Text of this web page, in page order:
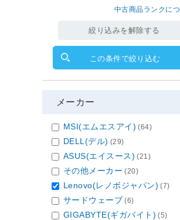
中古商品ランクに
絞り込みを解除する
この条件で絞り込む
メーカー
MSI(エムエスアイ) (64)
DELL(デル) (29)
ASUS(エイスース) (21)
その他メーカー (20)
Lenovo(レノボジャパン) (7)
サードウェーブ (6)
GIGABYTE(ギガバイト) (5)